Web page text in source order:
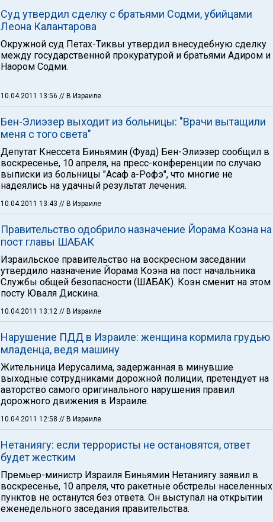
Суд утвердил сделку с братьями Содми, убийцами
Леона Калантарова
Окружной суд Петах-Тиквы утвердил внесудебную сделку
между государственной прокуратурой и братьями Адиром и
Наором Содми.
10.04.2011 13:56 // В Израиле
Бен-Элиэзер выходит из больницы: "Врачи вытащили
меня с того света"
Депутат Кнессета Биньямин (Фуад) Бен-Элиэзер сообщил в
воскресенье, 10 апреля, на пресс-конференции по случаю
выписки из больницы "Асаф а-Рофэ", что многие не
надеялись на удачный результат лечения.
10.04.2011 13:43 // В Израиле
Правительство одобрило назначение Йорама Коэна на
пост главы ШАБАК
Израильское правительство на воскресном заседании
утвердило назначение Йорама Коэна на пост начальника
Службы общей безопасности (ШАБАК). Коэн сменит на этом
посту Юваля Дискина.
10.04.2011 13:12 // В Израиле
Нарушение ПДД в Израиле: женщина кормила грудью
младенца, ведя машину
Жительница Иерусалима, задержанная в минувшие
выходные сотрудниками дорожной полиции, претендует на
авторство самого оригинального нарушения правил
дорожного движения в Израиле.
10.04.2011 12:58 // В Израиле
Нетаниягу: если террористы не остановятся, ответ
будет жестким
Премьер-министр Израиля Биньямин Нетаниягу заявил в
воскресенье, 10 апреля, что ракетные обстрелы населенных
пунктов не останутся без ответа. Он выступал на открытии
еженедельного заседания правительства.